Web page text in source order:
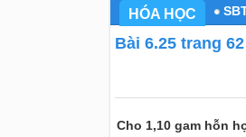
HÓA HỌC
Bài 6.25 trang
Cho 1,10 gam hỗn